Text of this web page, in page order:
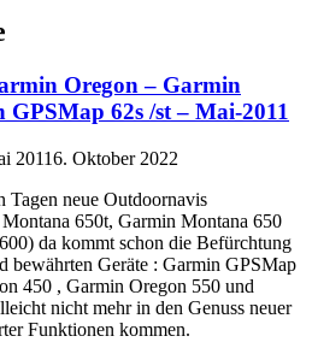
Oregon – Garmin
62s /st – Mai-2011
20116. Oktober 2022
Tagen neue Outdoornavis
650t, Garmin Montana 650
da kommt schon die Befürchtung
bewährten Geräte : Garmin GPSMap
450 , Garmin Oregon 550 und
nicht mehr in den Genuss neuer
Funktionen kommen.